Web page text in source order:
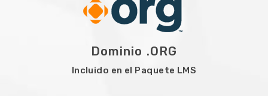
Dominio .ORG
Incluido en el Paquete LMS